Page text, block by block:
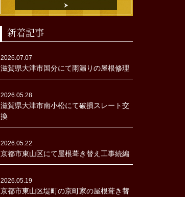
新着記事
2026.07.07
滋賀県大津市国分にて雨漏りの屋根修理
2026.05.28
滋賀県大津市南小松にて破損スレート交
換
2026.05.22
京都市東山区にて屋根葺き替え工事続編
2026.05.19
京都市東山区堤町の京町家の屋根葺き替